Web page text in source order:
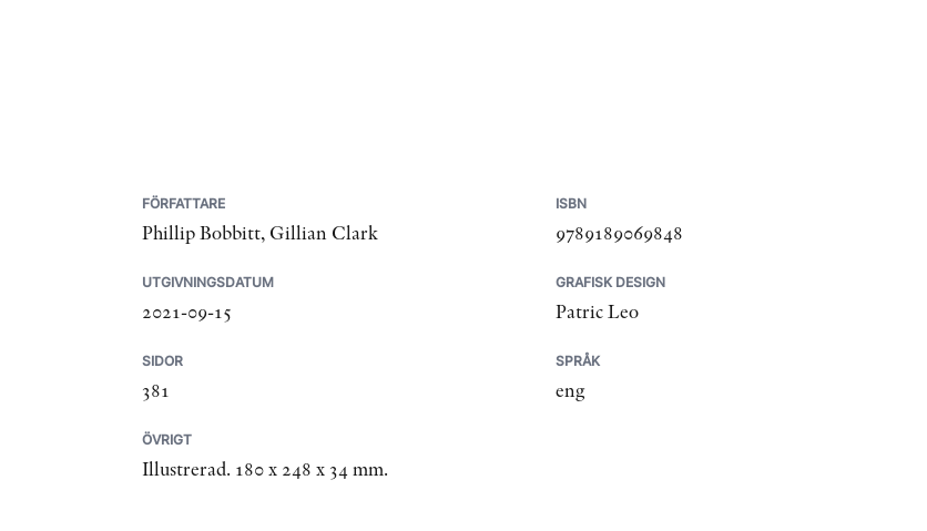
FÖRFATTARE
Phillip Bobbitt, Gillian Clark
ISBN
9789189069848
UTGIVNINGSDATUM
2021-09-15
GRAFISK DESIGN
Patric Leo
SIDOR
381
SPRÅK
eng
ÖVRIGT
Illustrerad. 180 x 248 x 34 mm.